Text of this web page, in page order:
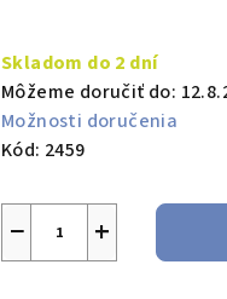
cena:
Skladom do 2 dní
Môžeme doručiť do:
Možnosti doručenia
Kód: 2459
+
−